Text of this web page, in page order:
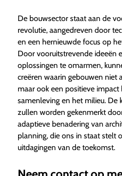
De bouwsector staat aan de
revolutie, aangedreven door
en een hernieuwde focus op
Door vooruitstrevende ideeën
oplossingen te omarmen,
creëren waarin gebouwen niet
maar ook een positieve
samenleving en het milieu. De
zullen worden gekenmerkt
adaptieve benadering van
planning, die ons in staat stelt
uitdagingen van de toekomst.